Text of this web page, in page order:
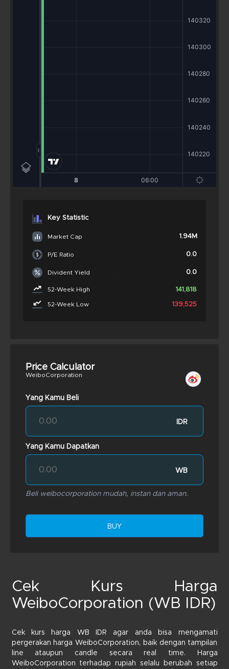
Key Statistic
Market Cap 1.94M
P/E Ratio 0.0
Divident Yield 0.0
52-Week High 141,818
52-Week Low 139,525
Price Calculator
WeiboCorporation
Yang Kamu Beli
IDR
Yang Kamu Dapatkan
WB
Beli weibocorporation mudah, instan dan aman.
BUY
Cek Kurs Harga
WeiboCorporation (WB IDR)
Cek kurs harga WB IDR agar anda bisa mengamati
pergerakan harga WeiboCorporation, baik dengan tampilan
line ataupun candle secara real time. Harga
WeiboCorporation terhadap rupiah selalu berubah setiap